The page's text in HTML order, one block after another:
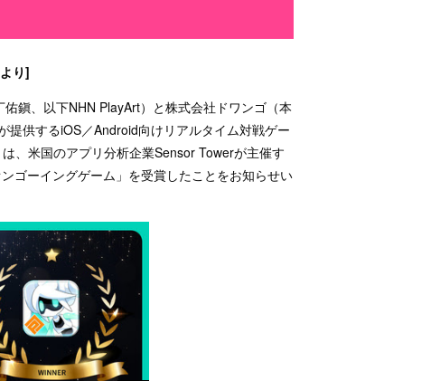
り]
鎭、以下NHN PlayArt）と株式会社ドワンゴ（本
供するiOS／Android向けリアルタイム対戦ゲー
、米国のアプリ分析企業Sensor Towerが主催す
ゴーイングゲーム」を受賞したことをお知らせい